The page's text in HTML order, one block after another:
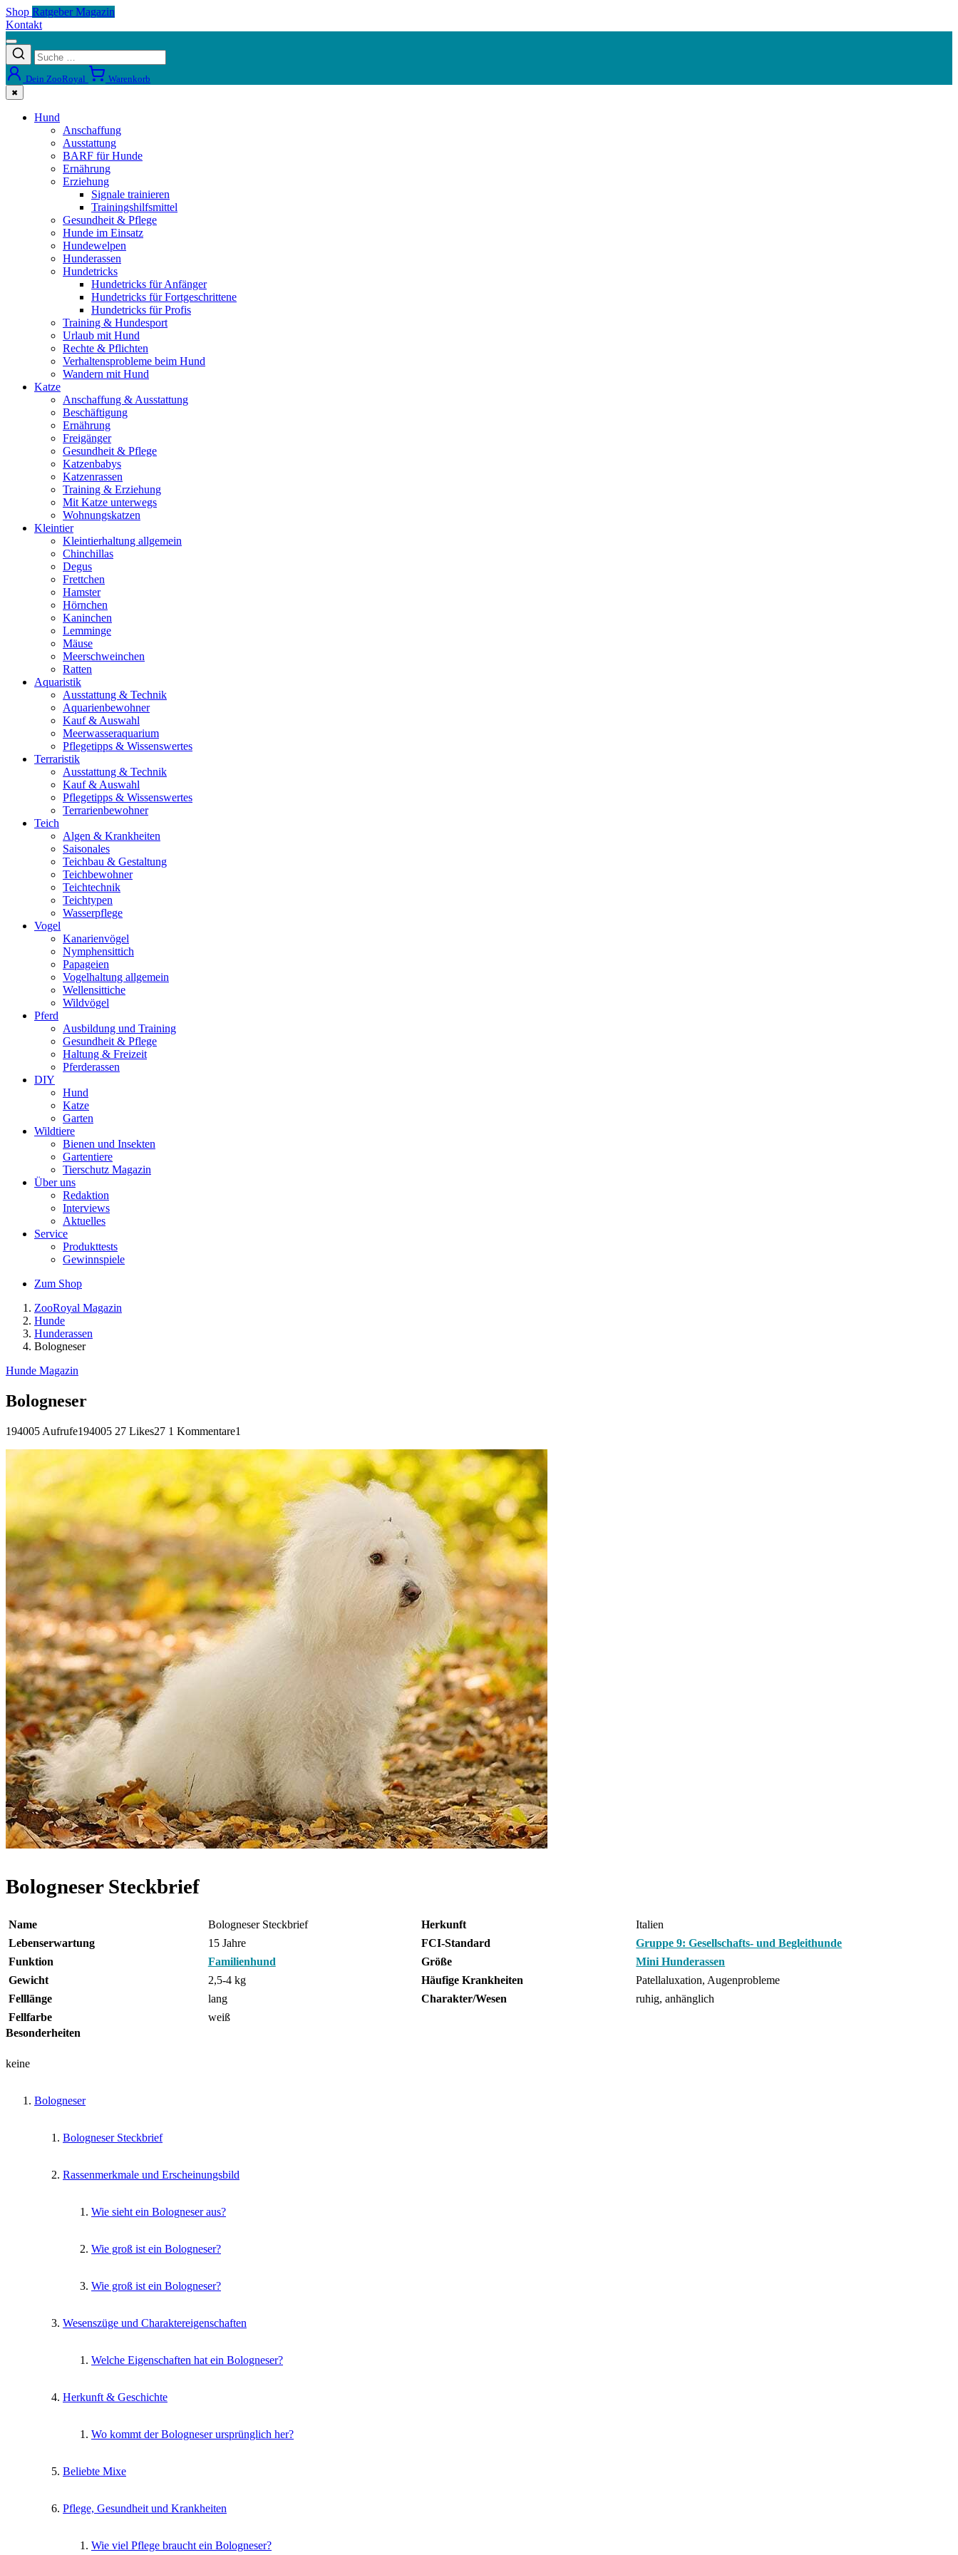
Shop Ratgeber Magazin
Kontakt
Dein ZooRoyal Warenkorb
✖
Hund
Anschaffung
Ausstattung
BARF für Hunde
Ernährung
Erziehung
Signale trainieren
Trainingshilfsmittel
Gesundheit & Pflege
Hunde im Einsatz
Hundewelpen
Hunderassen
Hundetricks
Hundetricks für Anfänger
Hundetricks für Fortgeschrittene
Hundetricks für Profis
Training & Hundesport
Urlaub mit Hund
Rechte & Pflichten
Verhaltensprobleme beim Hund
Wandern mit Hund
Katze
Anschaffung & Ausstattung
Beschäftigung
Ernährung
Freigänger
Gesundheit & Pflege
Katzenbabys
Katzenrassen
Training & Erziehung
Mit Katze unterwegs
Wohnungskatzen
Kleintier
Kleintierhaltung allgemein
Chinchillas
Degus
Frettchen
Hamster
Hörnchen
Kaninchen
Lemminge
Mäuse
Meerschweinchen
Ratten
Aquaristik
Ausstattung & Technik
Aquarienbewohner
Kauf & Auswahl
Meerwasseraquarium
Pflegetipps & Wissenswertes
Terraristik
Ausstattung & Technik
Kauf & Auswahl
Pflegetipps & Wissenswertes
Terrarienbewohner
Teich
Algen & Krankheiten
Saisonales
Teichbau & Gestaltung
Teichbewohner
Teichtechnik
Teichtypen
Wasserpflege
Vogel
Kanarienvögel
Nymphensittich
Papageien
Vogelhaltung allgemein
Wellensittiche
Wildvögel
Pferd
Ausbildung und Training
Gesundheit & Pflege
Haltung & Freizeit
Pferderassen
DIY
Hund
Katze
Garten
Wildtiere
Bienen und Insekten
Gartentiere
Tierschutz Magazin
Über uns
Redaktion
Interviews
Aktuelles
Service
Produkttests
Gewinnspiele
Zum Shop
ZooRoyal Magazin
Hunde
Hunderassen
Bologneser
Hunde Magazin
Bologneser
194005 Aufrufe194005 27 Likes27 1 Kommentare1
Bologneser Steckbrief
Name Bologneser Steckbrief Herkunft
Italien
Lebenserwartung
15 Jahre FCI-Standard
Gruppe 9: Gesellschafts- und Begleithunde
Funktion
Familienhund Größe
Mini Hunderassen
Gewicht
2,5-4 kg Häufige Krankheiten
Patellaluxation, Augenprobleme
Felllänge
lang Charakter/Wesen
ruhig, anhänglich
Fellfarbe
weiß
Besonderheiten
keine
Bologneser
Bologneser Steckbrief
Rassenmerkmale und Erscheinungsbild
Wie sieht ein Bologneser aus?
Wie groß ist ein Bologneser?
Wie groß ist ein Bologneser?
Wesenszüge und Charaktereigenschaften
Welche Eigenschaften hat ein Bologneser?
Herkunft & Geschichte
Wo kommt der Bologneser ursprünglich her?
Beliebte Mixe
Pflege, Gesundheit und Krankheiten
Wie viel Pflege braucht ein Bologneser?